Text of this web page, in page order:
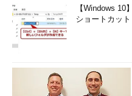
【Windows 10
ショートカット